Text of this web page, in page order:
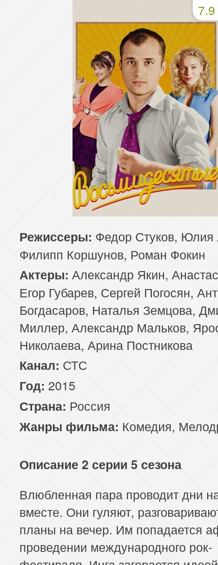
7.9
Режиссеры: Федор Стуков, Юлия
Филипп Коршунов, Роман Фокин
Актеры: Александр Якин,
Егор Губарев, Сергей Погосян,
Богдасаров, Наталья Земцова,
Миллер, Александр Мальков,
Николаева, Арина Постникова
Канал: СТС
Год: 2015
Страна: Россия
Жанры фильма: Комедия,
Описание 2 серии 5 сезона
Влюбленная пара проводит дни
вместе. Они гуляют,
планы на вечер. Им попадается
проведении международного рок-